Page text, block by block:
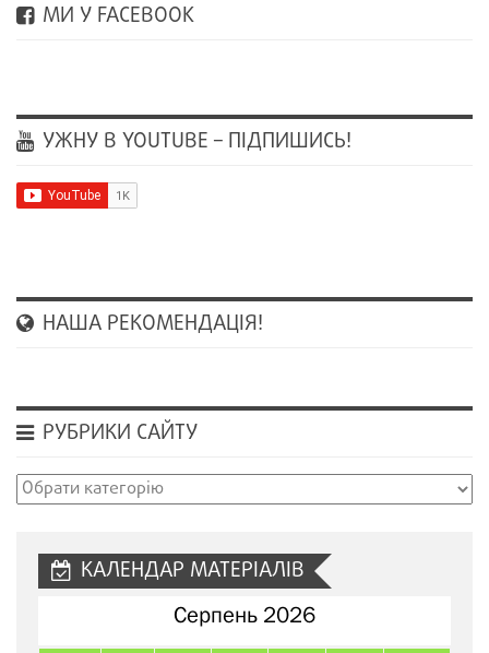
МИ У FACEBOOK
УЖНУ В YOUTUBE – ПІДПИШИСЬ!
НАША РЕКОМЕНДАЦІЯ!
РУБРИКИ САЙТУ
Рубрики
КАЛЕНДАР МАТЕРІАЛІВ
Серпень 2026